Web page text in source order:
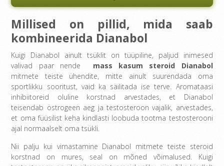
Millised on pillid, mida saab
kombineerida Dianabol
Kuigi Dianabol ainult tsüklit on tüüpiline, paljud inimesed
valivad paar nende mass kasum steroid Dianabol
mitmete teiste ühendite, mitte ainult suurendada oma
sportlikku sooritust, vaid ka säilitada ise terve. Aromataasi
inhibiitoreid oluline korstnad arvestades, et Dianabol
teisendab östrogeen aeg ja testosteroon vajalik, arvestades,
et oma füüsilist keha kindlasti loobuda tootma testosterooni
ajal normaalselt oma tsükli.
Nii palju kui virnastamine Dianabol mitmete teiste steroid
korstnad on mures, seal on mõned võimalused. Kuigi